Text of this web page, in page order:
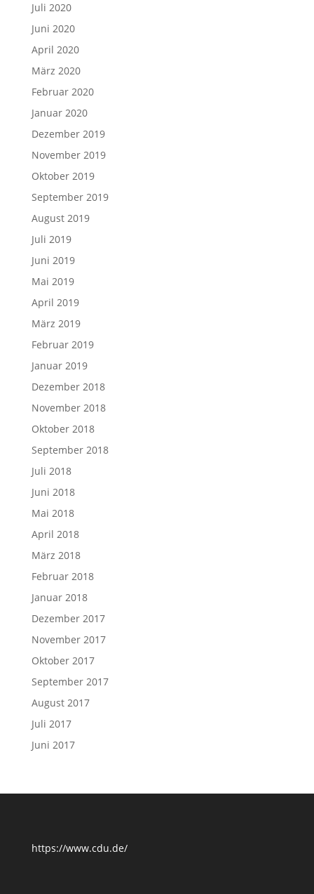
Juli 2020
Juni 2020
April 2020
März 2020
Februar 2020
Januar 2020
Dezember 2019
November 2019
Oktober 2019
September 2019
August 2019
Juli 2019
Juni 2019
Mai 2019
April 2019
März 2019
Februar 2019
Januar 2019
Dezember 2018
November 2018
Oktober 2018
September 2018
Juli 2018
Juni 2018
Mai 2018
April 2018
März 2018
Februar 2018
Januar 2018
Dezember 2017
November 2017
Oktober 2017
September 2017
August 2017
Juli 2017
Juni 2017
https://www.cdu.de/